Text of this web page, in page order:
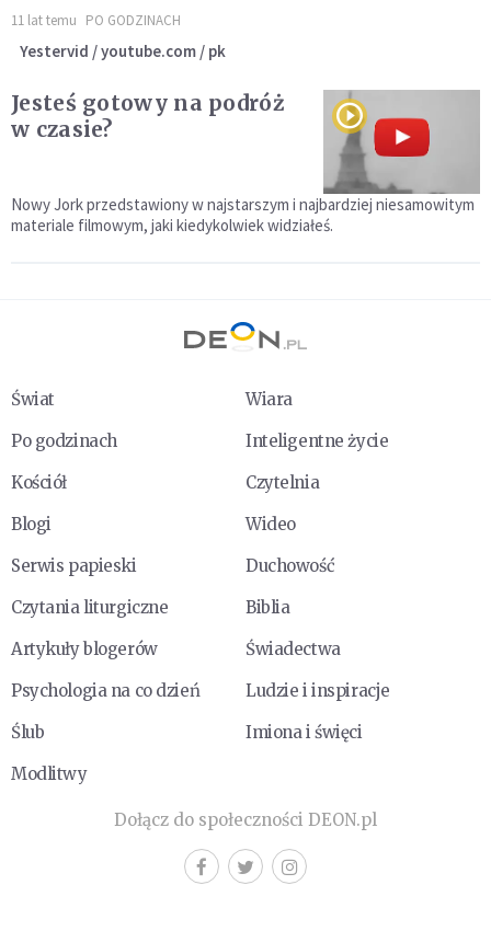
11 lat temu PO GODZINACH
Yestervid / youtube.com / pk
Jesteś gotowy na podróż
w czasie?
Nowy Jork przedstawiony w najstarszym i najbardziej niesamowitym
materiale filmowym, jaki kiedykolwiek widziałeś.
Świat
Wiara
Po godzinach
Inteligentne życie
Kościół
Czytelnia
Blogi
Wideo
Serwis papieski
Duchowość
Czytania liturgiczne
Biblia
Artykuły blogerów
Świadectwa
Psychologia na co dzień
Ludzie i inspiracje
Ślub
Imiona i święci
Modlitwy
Dołącz do społeczności DEON.pl